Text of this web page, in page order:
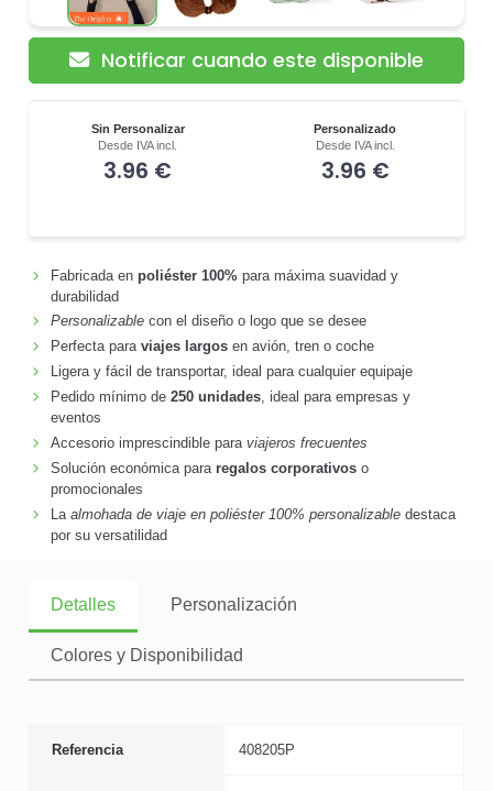
Sin Personalizar
Desde IVA incl.
3.96 €
Personalizado
Desde IVA incl.
3.96 €
Notificar cuando este disponible
Fabricada en poliéster 100%para máxima suavidad y
durabilidad
Personalizablecon el diseño o logo que se desee
Perfecta para viajes largosen avión, tren o coche
Ligera y fácil de transportar, ideal para cualquier equipaje
Pedido mínimo de 250 unidades, ideal para empresas y
eventos
Accesorio imprescindible para viajeros frecuentes
Solución económica para regalos corporativoso
promocionales
La almohada de viaje en poliéster 100% personalizabledestaca
por su versatilidad
Detalles Personalización
Colores y Disponibilidad
Referencia 408205P